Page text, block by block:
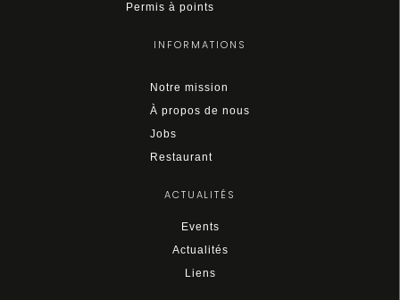
Permis à points
INFORMATIONS
Notre mission
À propos de nous
Jobs
Restaurant
ACTUALITÉS
Events
Actualités
Liens